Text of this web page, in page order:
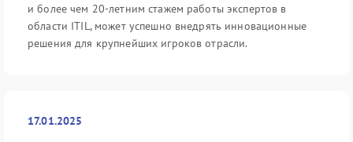
и более чем 20-летним стажем работы экспертов в
области ITIL, может успешно внедрять инновационные
решения для крупнейших игроков отрасли.
17.01.2025